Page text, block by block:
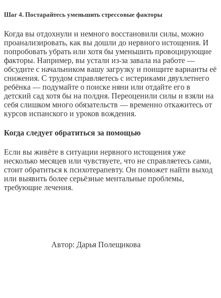
Шаг 4. Постарайтесь уменьшить стрессовые факторы
Когда вы отдохнули и немного восстановили силы, можно
проанализировать, как вы дошли до нервного истощения. И
попробовать убрать или хотя бы уменьшить провоцирующие
факторы. Например, вы устали из-за завала на работе —
обсудите с начальником вашу загрузку и поищите варианты её
снижения. С трудом справляетесь с истериками двухлетнего
ребёнка — подумайте о поиске няни или отдайте его в
детский сад хотя бы на полдня. Переоценили силы и взяли на
себя слишком много обязательств — временно откажитесь от
курсов испанского и уроков вождения.
Когда следует обратиться за помощью
Если вы живёте в ситуации нервного истощения уже
несколько месяцев или чувствуете, что не справляетесь сами,
стоит обратиться к психотерапевту. Он поможет найти выход
или выявить более серьёзные ментальные проблемы,
требующие лечения.
Автор: Дарья Полещикова